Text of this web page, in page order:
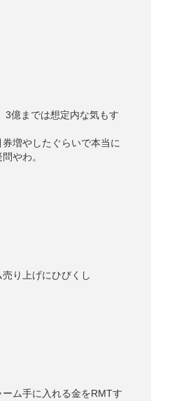
3億までは想定内な気もす
増やしたぐらいで本当に
やわ。
り上げにひびくし
ム手に入れる金をRMTす